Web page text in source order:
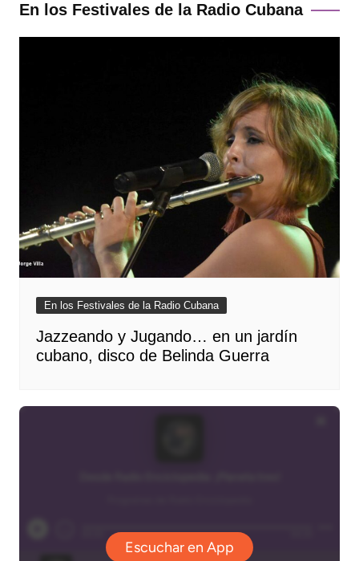
En los Festivales de la Radio Cubana
En los Festivales de la Radio Cubana
Jazzeando y Jugando… en un jardín
cubano, disco de Belinda Guerra